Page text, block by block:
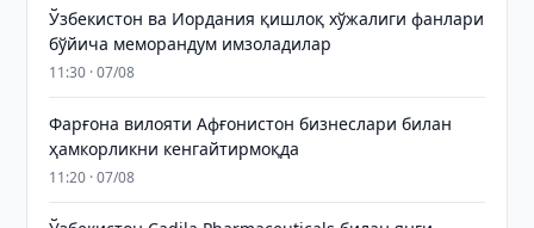
Ўзбекистон ва Иордания қишлоқ хўжалиги фанлари
бўйича меморандум имзоладилар
11:30 · 07/08
Фарғона вилояти Афғонистон бизнеслари билан
ҳамкорликни кенгайтирмоқда
11:20 · 07/08